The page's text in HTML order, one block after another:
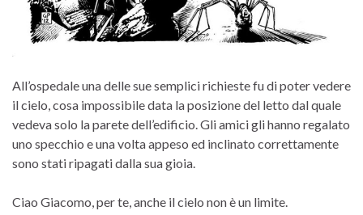
All’ospedale una delle sue semplici richieste fu di poter vedere
il cielo, cosa impossibile data la posizione del letto dal quale
vedeva solo la parete dell’edificio. Gli amici gli hanno regalato
uno specchio e una volta appeso ed inclinato correttamente
sono stati ripagati dalla sua gioia.
Ciao Giacomo, per te, anche il cielo non è un limite.